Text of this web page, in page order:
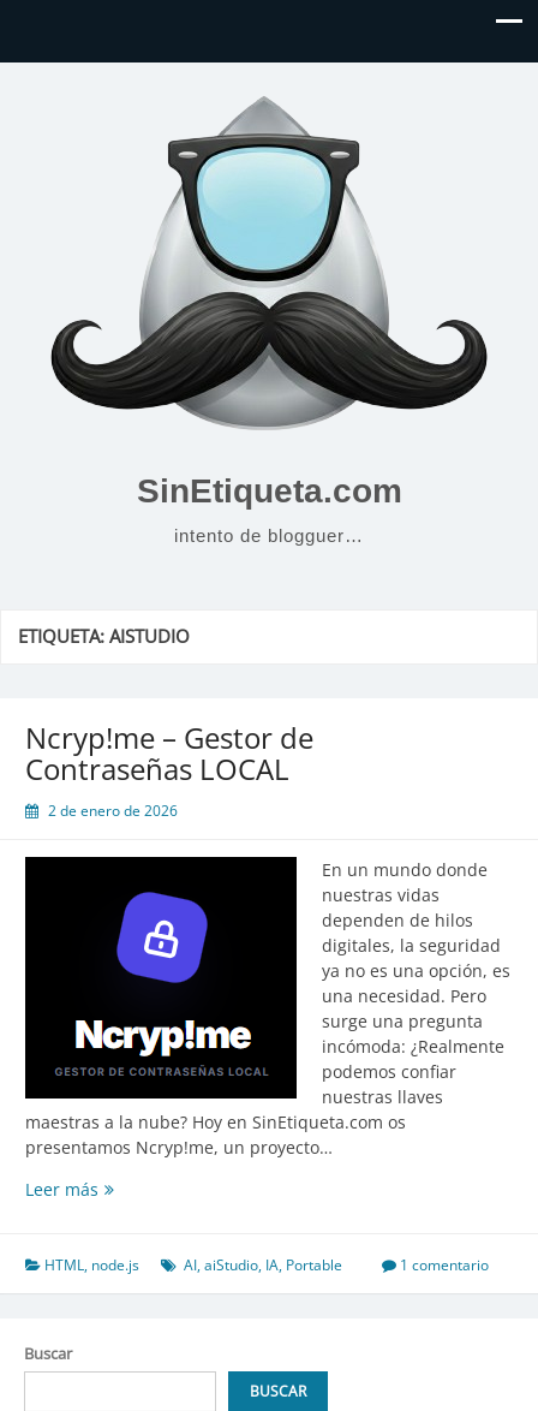
SinEtiqueta.com
intento de blogguer…
ETIQUETA:AISTUDIO
Ncryp!me – Gestor de
Contraseñas LOCAL
2 de enero de 2026
En un mundo donde
nuestras vidas
dependen de hilos
digitales, la seguridad
ya no es una opción, es
una necesidad. Pero
surge una pregunta
incómoda: ¿Realmente
podemos confiar
nuestras llaves
maestras a la nube? Hoy en SinEtiqueta.com os
presentamos Ncryp!me, un proyecto…
Leer más Ncryp!me
de
Contraseñas
HTML, node.js AI,aiStudio, IA, Portable 1 comentario
Buscar
BUSCAR